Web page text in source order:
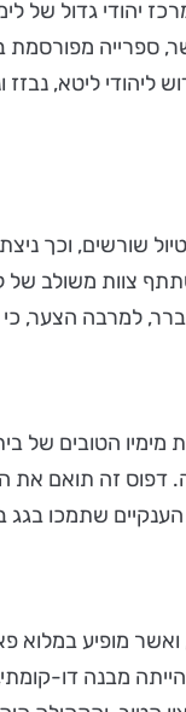
ספרייה
שורשים, וכך
צוות משולב של
הטובים של
שתמכו בגג
שהייתה